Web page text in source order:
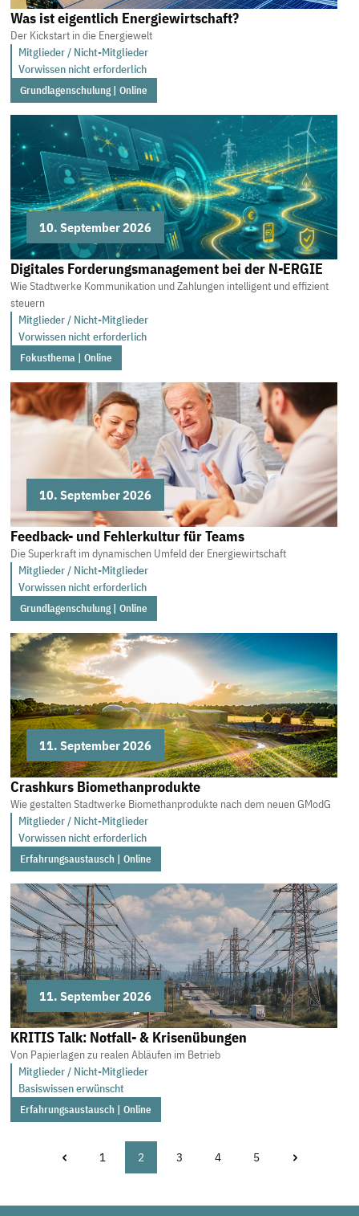
Was ist eigentlich Energiewirtschaft?
Der Kickstart in die Energiewelt
Mitglieder / Nicht-Mitglieder
Vorwissen nicht erforderlich
Grundlagenschulung | Online
10. September 2026
Digitales Forderungsmanagement bei der N-ERGIE
Wie Stadtwerke Kommunikation und Zahlungen intelligent und effizient
steuern
Mitglieder / Nicht-Mitglieder
Vorwissen nicht erforderlich
Fokusthema | Online
10. September 2026
Feedback- und Fehlerkultur für Teams
Die Superkraft im dynamischen Umfeld der Energiewirtschaft
Mitglieder / Nicht-Mitglieder
Vorwissen nicht erforderlich
Grundlagenschulung | Online
11. September 2026
Crashkurs Biomethanprodukte
Wie gestalten Stadtwerke Biomethanprodukte nach dem neuen GModG
Mitglieder / Nicht-Mitglieder
Vorwissen nicht erforderlich
Erfahrungsaustausch | Online
11. September 2026
KRITIS Talk: Notfall- & Krisenübungen
Von Papierlagen zu realen Abläufen im Betrieb
Mitglieder / Nicht-Mitglieder
Basiswissen erwünscht
Erfahrungsaustausch | Online
Seite
1 Seite
2 Seite
3 Seite
4 Seite
5